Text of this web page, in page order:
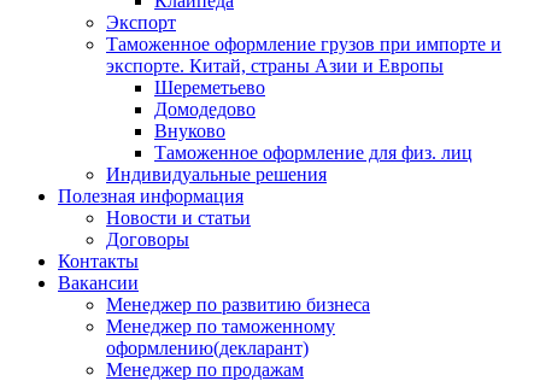
Экспорт
Таможенное оформление грузов при импорте и
экспорте. Китай, страны Азии и Европы
Шереметьево
Домодедово
Внуково
Таможенное оформление для физ. лиц
Индивидуальные решения
Полезная информация
Новости и статьи
Договоры
Контакты
Вакансии
Менеджер по развитию бизнеса
Менеджер по таможенному
оформлению(декларант)
Менеджер по продажам